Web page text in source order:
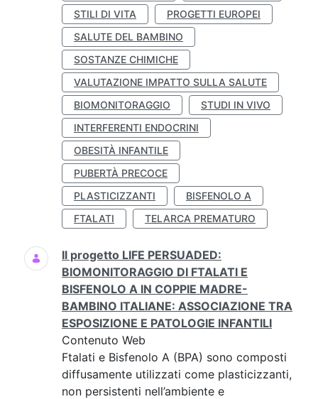
STILI DI VITA
PROGETTI EUROPEI
SALUTE DEL BAMBINO
SOSTANZE CHIMICHE
VALUTAZIONE IMPATTO SULLA SALUTE
BIOMONITORAGGIO
STUDI IN VIVO
INTERFERENTI ENDOCRINI
OBESITÀ INFANTILE
PUBERTÀ PRECOCE
PLASTICIZZANTI
BISFENOLO A
FTALATI
TELARCA PREMATURO
Il progetto LIFE PERSUADED:
BIOMONITORAGGIO DI FTALATI E
BISFENOLO A IN COPPIE MADRE-
BAMBINO ITALIANE: ASSOCIAZIONE TRA
ESPOSIZIONE E PATOLOGIE INFANTILI
Contenuto Web
Ftalati e Bisfenolo A (BPA) sono composti
diffusamente utilizzati come plasticizzanti,
non persistenti nell’ambiente e